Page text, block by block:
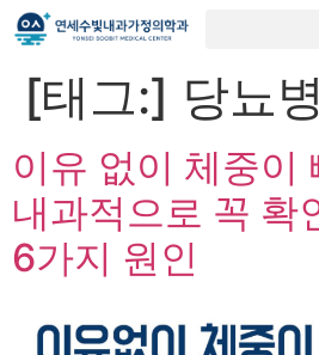
[태그:] 당뇨병
이유 없이 체중이
내과적으로 꼭 확
6가지 원인